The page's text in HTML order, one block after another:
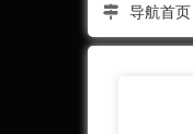
导航首页